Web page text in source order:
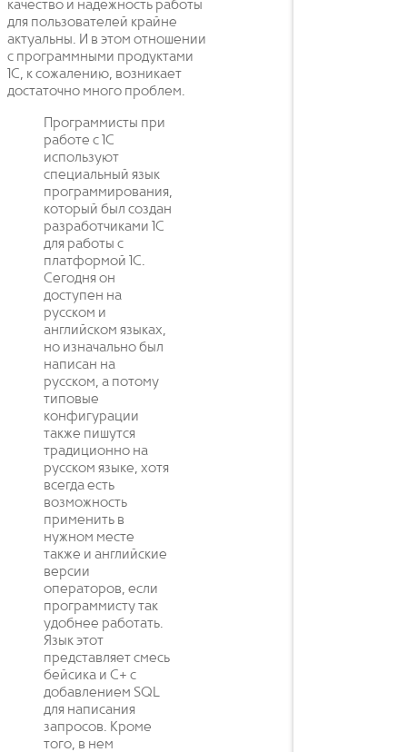
качество и надежность работы
для пользователей крайне
актуальны. И в этом отношении
с программными продуктами
1С, к сожалению, возникает
достаточно много проблем.
Программисты при
работе с 1С
используют
специальный язык
программирования,
который был создан
разработчиками 1С
для работы с
платформой 1С.
Сегодня он
доступен на
русском и
английском языках,
но изначально был
написан на
русском, а потому
типовые
конфигурации
также пишутся
традиционно на
русском языке, хотя
всегда есть
возможность
применить в
нужном месте
также и английские
версии
операторов, если
программисту так
удобнее работать.
Язык этот
представляет смесь
бейсика и C+ с
добавлением SQL
для написания
запросов. Кроме
того, в нем